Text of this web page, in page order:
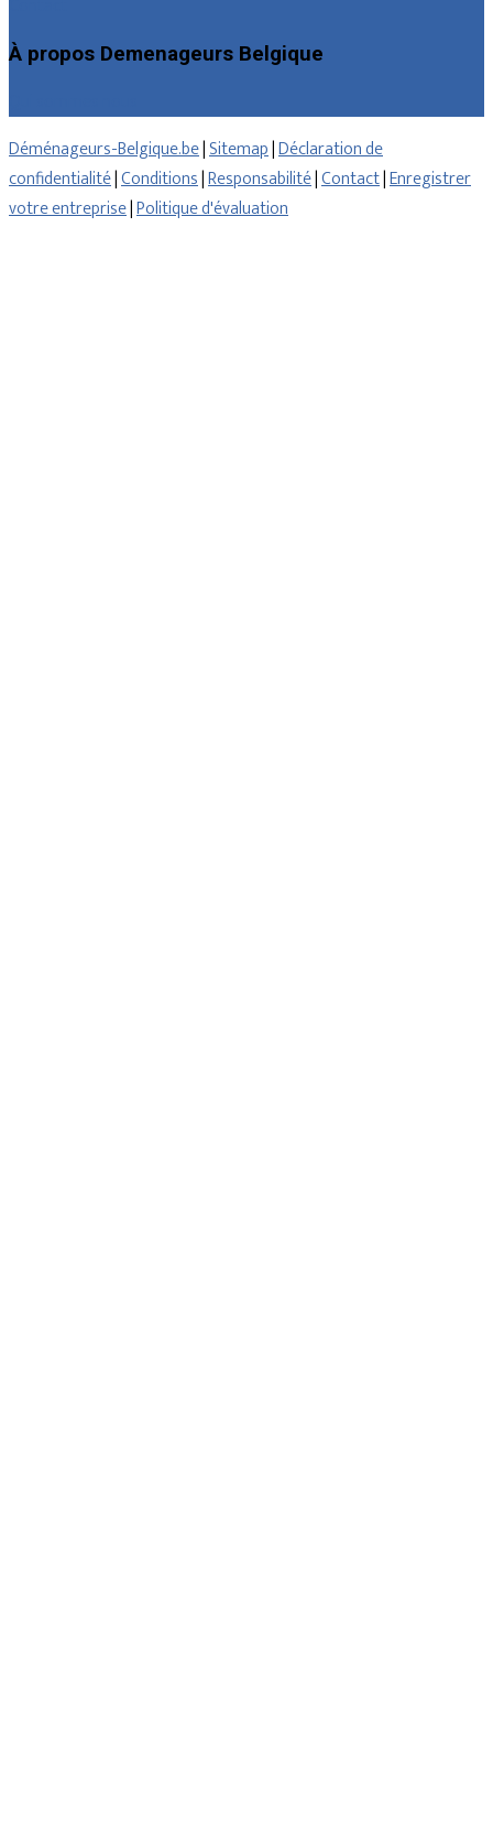
À propos Demenageurs Belgique
Déménageurs-Belgique.be|Sitemap|Déclaration de
confidentialité|Conditions|Responsabilité|Contact|Enregistrer
votre entreprise|Politique d'évaluation